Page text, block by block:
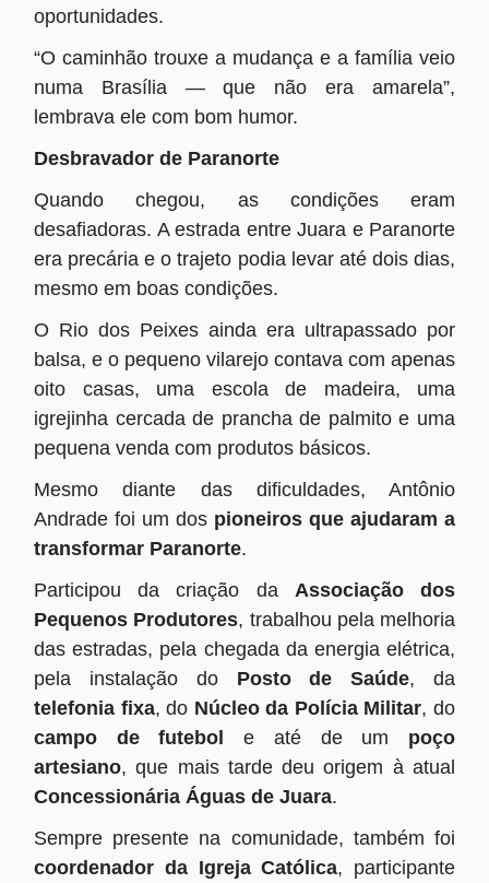
oportunidades.
“O caminhão trouxe a mudança e a família veio
numa Brasília — que não era amarela”,
lembrava ele com bom humor.
Desbravador de Paranorte
Quando chegou, as condições eram
desafiadoras. A estrada entre Juara e Paranorte
era precária e o trajeto podia levar até dois dias,
mesmo em boas condições.
O Rio dos Peixes ainda era ultrapassado por
balsa, e o pequeno vilarejo contava com apenas
oito casas, uma escola de madeira, uma
igrejinha cercada de prancha de palmito e uma
pequena venda com produtos básicos.
Mesmo diante das dificuldades, Antônio
Andrade foi um dos pioneiros que ajudaram a
transformar Paranorte.
Participou da criação da Associação dos
Pequenos Produtores, trabalhou pela melhoria
das estradas, pela chegada da energia elétrica,
pela instalação do Posto de Saúde, da
telefonia fixa, do Núcleo da Polícia Militar, do
campo de futebol
e até de um poço
artesiano, que mais tarde deu origem à atual
Concessionária Águas de Juara.
Sempre presente na comunidade, também foi
coordenador da Igreja Católica, participante